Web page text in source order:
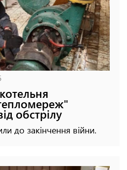
обстрілу
до закінчення війни.